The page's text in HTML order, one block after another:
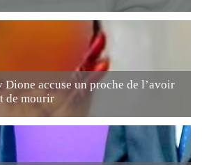
Dione accuse un proche de l’avoir
de mourir